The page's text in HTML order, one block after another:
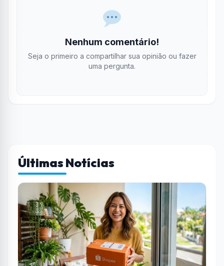
Nenhum comentário!
Seja o primeiro a compartilhar sua opinião ou fazer
uma pergunta.
Últimas Notícias